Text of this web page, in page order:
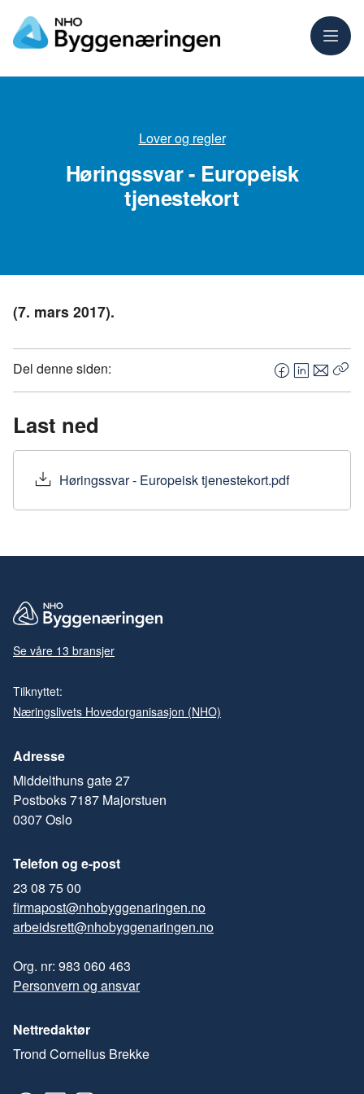
Meny
Lover og regler
Høringssvar - Europeisk
tjenestekort
(7. mars 2017).
Del denne siden:
F
a
b
o
k
L
i
e
n
E
-
s
Last ned
Høringssvar - Europeisk tjenestekort.pdf
Se våre 13 bransjer
Tilknyttet:
Næringslivets Hovedorganisasjon (NHO)
Adresse
Middelthuns gate 27
Postboks 7187 Majorstuen
0307 Oslo
Telefon og e-post
23 08 75 00
firmapost@nhobyggenaringen.no
arbeidsrett@nhobyggenaringen.no
Org. nr: 983 060 463
Personvern og ansvar
Nettredaktør
Trond Cornelius Brekke